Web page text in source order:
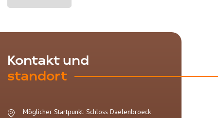
Kontakt und
standort
Möglicher Startpunkt: Schloss Daelenbroeck